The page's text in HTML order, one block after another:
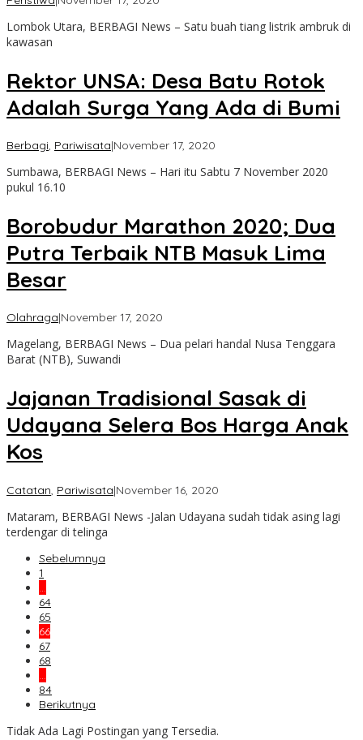
Lombok Utara, BERBAGI News – Satu buah tiang listrik ambruk di
kawasan
Rektor UNSA: Desa Batu Rotok
Adalah Surga Yang Ada di Bumi
Berbagi, Pariwisata|November 17, 2020
Sumbawa, BERBAGI News – Hari itu Sabtu 7 November 2020
pukul 16.10
Borobudur Marathon 2020; Dua
Putra Terbaik NTB Masuk Lima
Besar
Olahraga|November 17, 2020
Magelang, BERBAGI News – Dua pelari handal Nusa Tenggara
Barat (NTB), Suwandi
Jajanan Tradisional Sasak di
Udayana Selera Bos Harga Anak
Kos
Catatan, Pariwisata|November 16, 2020
Mataram, BERBAGI News -Jalan Udayana sudah tidak asing lagi
terdengar di telinga
Sebelumnya
1
…
64
65
66
67
68
…
84
Berikutnya
Tidak Ada Lagi Postingan yang Tersedia.